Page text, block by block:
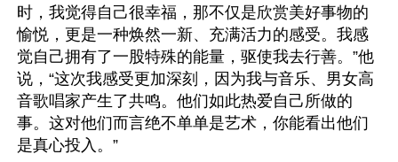
时，我觉得自己很幸福，那不仅是欣赏美好事物的
愉悦，更是一种焕然一新、充满活力的感受。我感
觉自己拥有了一股特殊的能量，驱使我去行善。”他
说，“这次我感受更加深刻，因为我与音乐、男女高
音歌唱家产生了共鸣。他们如此热爱自己所做的
事。这对他们而言绝不单单是艺术，你能看出他们
是真心投入。”